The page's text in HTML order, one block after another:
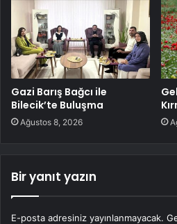
Gazi Barış Bağcı ile
Bilecik’te Buluşma
Ağustos 8, 2026
Bir yanıt yazın
E-posta adresiniz yayınlanmayacak.